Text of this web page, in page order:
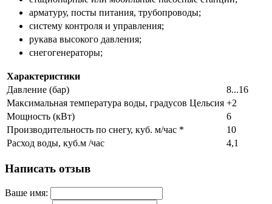
арматуру, посты питания, трубопроводы;
систему контроля и управления;
рукава высокого давления;
снегогенераторы;
Характеристики
Давление (бар)
8...16
Максимальная температура воды, градусов Цельсия +2
Мощность (кВт)
6
Производительность по снегу, куб. м/час *
10
Расход воды, куб.м /час
4,1
Написать отзыв
Ваше имя: